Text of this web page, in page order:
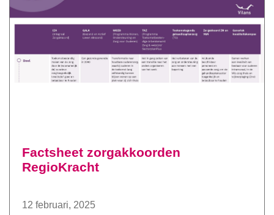
Factsheet zorgakkoorden
RegioKracht
12 februari, 2025